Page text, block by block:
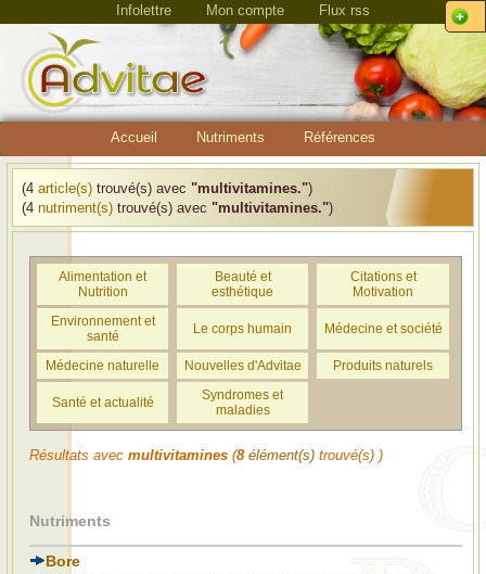
Infolettre Mon compte Flux rss
Accueil Nutriments Références
(4 article(s) trouvé(s) avec "multivitamines.")
(4 nutriment(s) trouvé(s) avec "multivitamines.")
Alimentation et
Nutrition
Beauté et
esthétique
Citations et
Motivation
Environnement et
santé
Le corps humain Médecine et société
Médecine naturelle Nouvelles d'Advitae Produits naturels
Santé et actualité
Syndromes et
maladies
Résultats avec multivitamines (8 élément(s) trouvé(s) )
Nutriments
Bore